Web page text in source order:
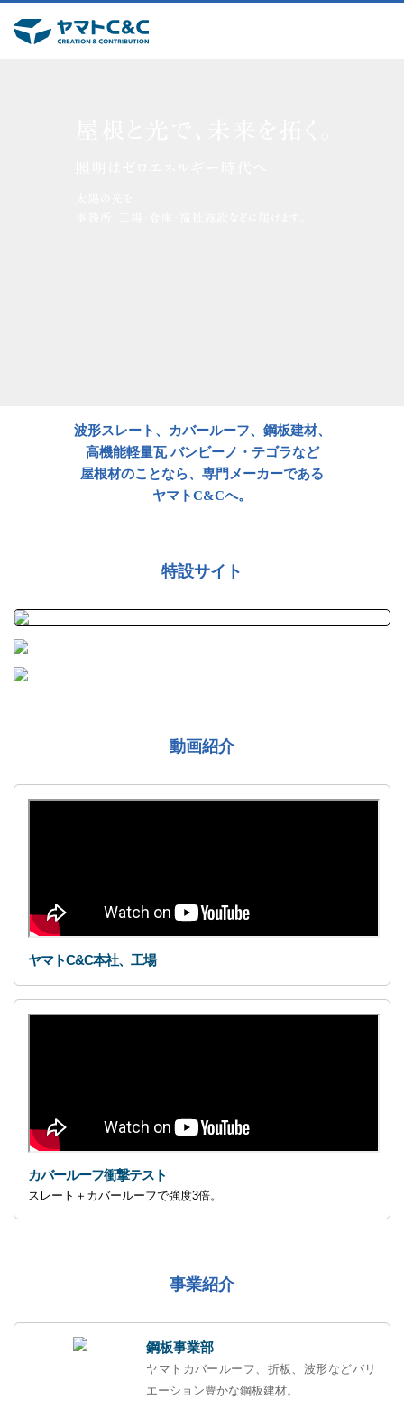
施工事例
WORKS
CONTACT
波形スレート、カバールーフ、鋼板建材、
高機能軽量瓦 バンビーノ・テゴラなど
屋根材のことなら、専門メーカーである
ヤマトC&Cへ。
特設サイト
動画紹介
ヤマトC&C本社、工場
カバールーフ衝撃テスト
スレート＋カバールーフで強度3倍。
事業紹介
鋼板事業部
ヤマトカバールーフ、折板、波形などバリ
エーション豊かな鋼板建材。